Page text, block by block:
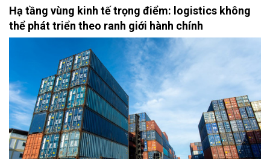
Hạ tầng vùng kinh tế trọng điểm: logistics không
thể phát triển theo ranh giới hành chính